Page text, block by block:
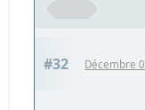
#32 Décembre